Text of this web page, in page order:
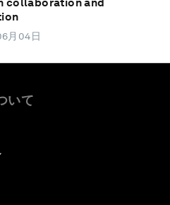
月04日
いて